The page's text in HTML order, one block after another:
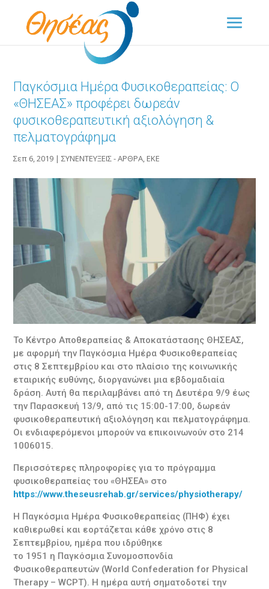
Παγκόσμια Ημέρα Φυσικοθεραπείας: Ο
«ΘΗΣΕΑΣ» προφέρει δωρεάν
φυσικοθεραπευτική αξιολόγηση &
πελματογράφημα
Σεπ 6, 2019 |ΣΥΝΕΝΤΕΥΞΕΙΣ - ΑΡΘΡΑ, ΕΚΕ
Το Κέντρο Αποθεραπείας & Αποκατάστασης ΘΗΣΕΑΣ,
με αφορμή την Παγκόσμια Ημέρα Φυσικοθεραπείας
στις 8 Σεπτεμβρίου και στο πλαίσιο της κοινωνικής
εταιρικής ευθύνης, διοργανώνει μια εβδομαδιαία
δράση. Αυτή θα περιλαμβάνει από τη Δευτέρα 9/9 έως
την Παρασκευή 13/9, από τις 15:00-17:00, δωρεάν
φυσικοθεραπευτική αξιολόγηση και πελματογράφημα.
Οι ενδιαφερόμενοι μπορούν να επικοινωνούν στο 214
1006015.
Περισσότερες πληροφορίες για το πρόγραμμα
φυσικοθεραπείας του «ΘΗΣΕΑ» στο
https://www.theseusrehab.gr/services/physiotherapy/
Η Παγκόσμια Ημέρα Φυσικοθεραπείας (ΠΗΦ) έχει
καθιερωθεί και εορτάζεται κάθε χρόνο στις 8
Σεπτεμβρίου, ημέρα που ιδρύθηκε
το 1951 η Παγκόσμια Συνομοσπονδία
Φυσικοθεραπευτών (World Confederation for Physical
Therapy – WCPT). Η ημέρα αυτή σηματοδοτεί την